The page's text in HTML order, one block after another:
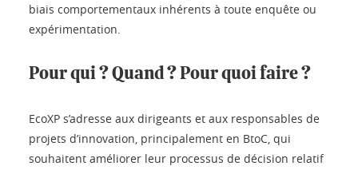
biais comportementaux inhérents à toute enquête ou
expérimentation.
Pour qui ? Quand ? Pour quoi faire ?
EcoXP s’adresse aux dirigeants et aux responsables de
projets d’innovation, principalement en BtoC, qui
souhaitent améliorer leur processus de décision relatif